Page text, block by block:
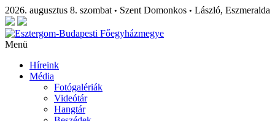
2026. augusztus 8. szombat • Szent Domonkos • László, Eszmeralda
Menü
Híreink
Média
Fotógalériák
Videótár
Hangtár